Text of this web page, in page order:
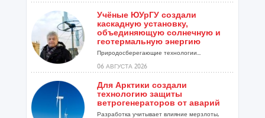
Учёные ЮУрГУ создали
каскадную установку,
объединяющую солнечную и
геотермальную энергию
Природосберегающие технологии...
06 АВГУСТА 2026
Для Арктики создали
технологию защиты
ветрогенераторов от аварий
Разработка учитывает влияние мерзлоты,